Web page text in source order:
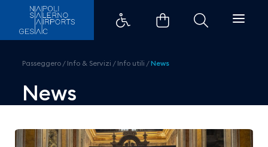
Napoli ospita la Wildlife Strike
Passeggero / Info & Servizi / Info utili /News
News